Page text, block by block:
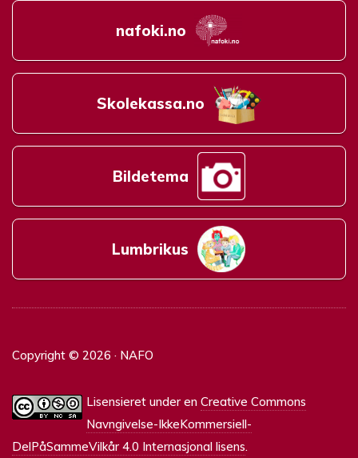
nafoki.no
Skolekassa.no
Bildetema
Lumbrikus
Copyright © 2026 · NAFO
Lisensieret under en Creative Commons
Navngivelse-IkkeKommersiell-
DelPåSammeVilkår 4.0 Internasjonal lisens.